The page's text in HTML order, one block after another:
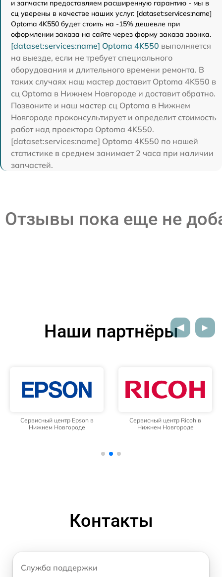
и запчасти предоставляем расширенную гарантию - мы в
сц уверены в качестве наших услуг. [dataset:services:name]
Optoma 4K550 будет стоить на -15% дешевле при
оформлении заказа на сайте через форму заказа звонка.
[dataset:services:name] Optoma 4K550 выполняется
на выезде, если не требует специального
оборудования и длительного времени ремонта. В
таких случаях наш мастер доставит Optoma 4K550 в
сц Optoma в Нижнем Новгороде и доставит обратно.
Позвоните и наш мастер сц Optoma в Нижнем
Новгороде проконсультирует и определит стоимость
работ над проектора Optoma 4K550.
[dataset:services:name] Optoma 4K550 по нашей
статистике в среднем занимает 2 часа при наличии
запчастей.
Отзывы пока еще не
Наши партнёры
Сервисный центр Epson в
Нижнем Новгороде
Сервисный центр Ricoh в
Нижнем Новгороде
Контакты
Служба поддержки